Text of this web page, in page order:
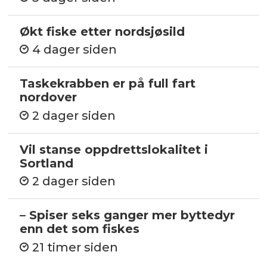
Økt fiske etter nordsjøsild
4 dager siden
Taskekrabben er på full fart
nordover
2 dager siden
Vil stanse oppdrettslokalitet i
Sortland
2 dager siden
– Spiser seks ganger mer byttedyr
enn det som fiskes
21 timer siden